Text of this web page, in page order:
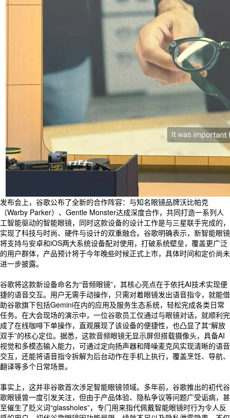
发布会上，谷歌公布了全新的合作阵容：与知名眼镜品牌沃比帕克
（Warby Parker）、Gentle Monster达成深度合作，共同打造一系列人
工智能驱动的智能眼镜，同时这款设备的设计工作是与三星联手完成的，
实现了科技与时尚、硬件与设计的双重融合。谷歌明确表示，新智能眼镜
将支持与安卓和iOS两大系统设备配对使用，打破系统壁垒，覆盖更广泛
的用户群体，产品预计将于今年晚些时候正式上市，具体时间和定价尚未
进一步披露。
谷歌将这款新设备命名为“音频眼镜”，其核心亮点在于依托AI技术实现便
捷的语音交互。用户无需手动操作，只需对着眼镜发出语音指令，就能借
助谷歌旗下包括Gemini在内的应用及服务生态系统，轻松完成各类日常
任务。在大会现场的演示中，一位谷歌员工仅通过与眼镜对话，就顺利完
成了在线咖啡下单操作，直观展现了该设备的便捷性，也凸显了其“解放
双手”的核心定位。据悉，这款音频眼镜无显示屏但搭载摄像头，具备AI
视觉和多模态输入能力，可通过定向扬声器和降噪麦克风实现清晰的语音
交互，还能将语音指令拆解为后台动作在手机上执行，覆盖烹饪、导航、
翻译等多个日常场景。
事实上，这并非谷歌首次涉足智能眼镜领域。多年前，谷歌推出的初代谷
歌眼镜曾一度引发关注，但由于产品体验、隐私争议等问题广受诟病，甚
至催生了贬义词“glassholes”，专门用来指代佩戴智能眼镜时行为令人反